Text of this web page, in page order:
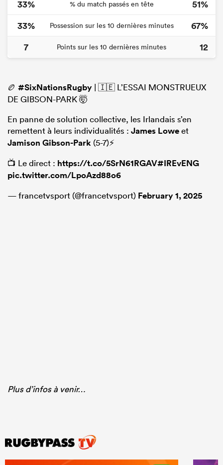
33% % du match passés en tête
51%
33%
Possession sur les 10 dernières minutes
67%
7
Points sur les 10 dernières minutes 12
🏉 #SixNationsRugby | 🇮🇪 L’ESSAI MONSTRUEUX
DE GIBSON-PARK 🤯
En panne de solution collective, les Irlandais s’en
remettent à leurs individualités : James Loweet
Jamison Gibson-Park (5-7)⚡️
📺 Le direct : https://t.co/5SrN61RGAV#IREvENG
pic.twitter.com/LpoAzd88o6
— francetvsport (@francetvsport) February 1, 2025
Plus d’infos à venir…